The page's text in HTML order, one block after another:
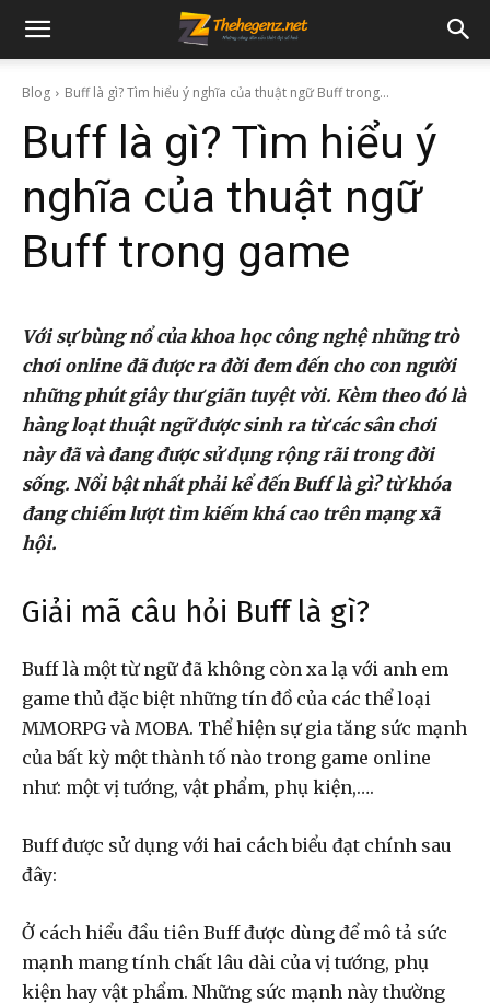
Blog Buff là gì? Tìm hiểu ý nghĩa của thuật ngữ Buff trong...
Buff là gì? Tìm hiểu ý
nghĩa của thuật ngữ
Buff trong game
Với sự bùng nổ của khoa học công nghệ những trò
chơi online đã được ra đời đem đến cho con người
những phút giây thư giãn tuyệt vời. Kèm theo đó là
hàng loạt thuật ngữ được sinh ra từ các sân chơi
này đã và đang được sử dụng rộng rãi trong đời
sống. Nổi bật nhất phải kể đến Buff là gì? từ khóa
đang chiếm lượt tìm kiếm khá cao trên mạng xã
hội.
Giải mã câu hỏi Buff là gì?
Buff là một từ ngữ đã không còn xa lạ với anh em
game thủ đặc biệt những tín đồ của các thể loại
MMORPG và MOBA. Thể hiện sự gia tăng sức mạnh
của bất kỳ một thành tố nào trong game online
như: một vị tướng, vật phẩm, phụ kiện,….
Buff được sử dụng với hai cách biểu đạt chính sau
đây:
Ở cách hiểu đầu tiên Buff được dùng để mô tả sức
mạnh mang tính chất lâu dài của vị tướng, phụ
kiện hay vật phẩm. Những sức mạnh này thường